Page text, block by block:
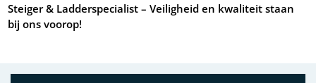
Steiger & Ladderspecialist – Veiligheid en kwaliteit staan
bij ons voorop!